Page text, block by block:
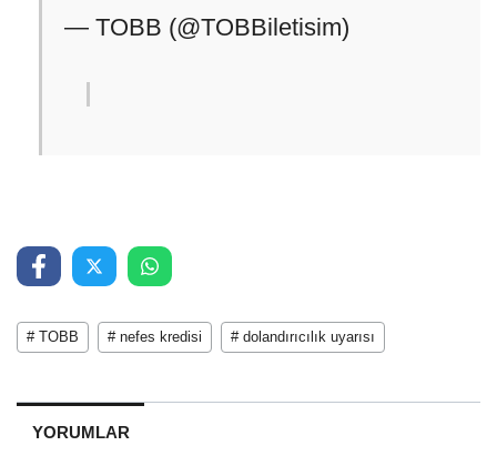
— TOBB (@TOBBiletisim)
# TOBB # nefes kredisi # dolandırıcılık uyarısı
YORUMLAR